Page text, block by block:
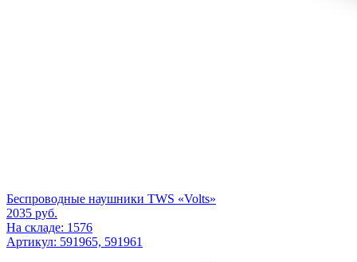
Беспроводные наушники TWS «Volts»
2035 руб.
На складе: 1576
Артикул: 591965, 591961